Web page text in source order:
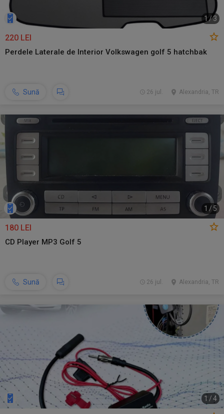
1 /3
220 LEI
Perdele Laterale de Interior Volkswagen golf 5 hatchbak
Sună Alexandria, TR
26 jul.
1 / 5
180 LEI
CD Player MP3 Golf 5
Sună Alexandria, TR
26 jul.
1 /4